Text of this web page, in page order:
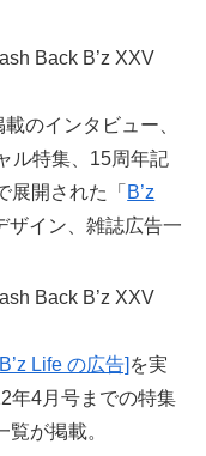
Back B’z XXV
のインタビュー、
ル特集、15周年記
展開された「 B’z
ザイン、雑誌広告一
Back B’z XXV
Life の広告] を実
年4月号までの特集
が掲載。